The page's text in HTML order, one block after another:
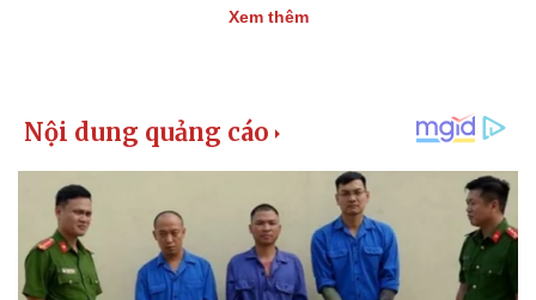
Xem thêm